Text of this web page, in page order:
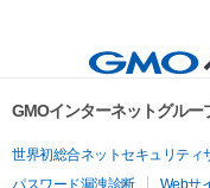
GMOインターネットグル
世界初総合ネットセキュリティ
パスワード漏洩診断
Webサ